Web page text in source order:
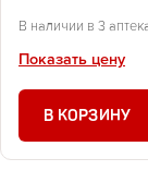
В наличии в 3
Показать цену
В КОРЗИНУ